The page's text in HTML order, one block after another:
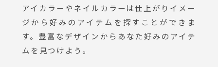
アイカラーやネイルカラーは仕上がりイメー
ジから好みのアイテムを探すことができま
す。豊富なデザインからあなた好みのアイテ
ムを見つけよう。